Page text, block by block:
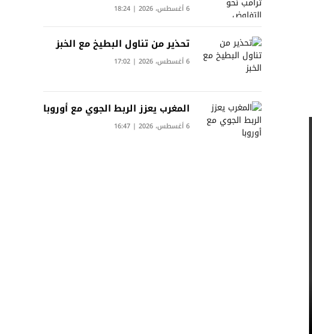
6 أغسطس، 2026 | 18:24
تحذير من تناول البطيخ مع الخبز
6 أغسطس، 2026 | 17:02
المغرب يعزز الربط الجوي مع أوروبا
6 أغسطس، 2026 | 16:47